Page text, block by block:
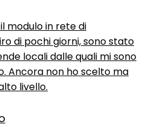
modulo in rete di
di pochi giorni, sono stato
locali dalle quali mi sono
Ancora non ho scelto ma
livello.